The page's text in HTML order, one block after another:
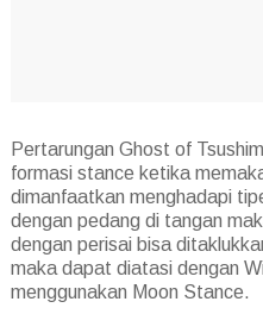
Pertarungan Ghost of
formasi stance ketika
dimanfaatkan menghadapi
dengan pedang di tangan
dengan perisai bisa
maka dapat diatasi dengan
menggunakan Moon Stance.